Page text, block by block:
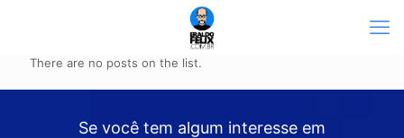
There are no posts on the list.
Se você tem algum interesse em